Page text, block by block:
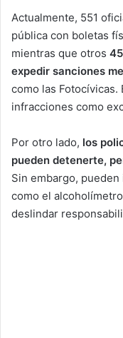
Actualmente, 551
pública con boletas
mientras que otros
expedir sanciones
como las
infracciones como
Por otro lado, los
pueden detenerte,
Sin embargo,
como el
deslindar